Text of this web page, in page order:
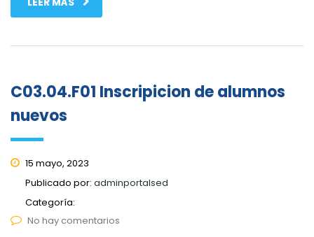
C03.04.F01 Inscripicion de alumnos
nuevos
15 mayo, 2023
Publicado por: adminportalsed
Categoría:
No hay comentarios